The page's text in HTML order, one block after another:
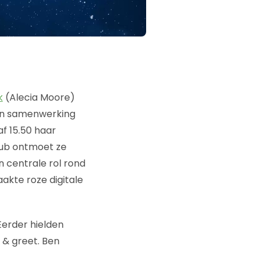
(Alecia Moore)
samenwerking
15.50 haar
ontmoet ze
centrale rol rond
roze digitale
hielden
greet. Ben